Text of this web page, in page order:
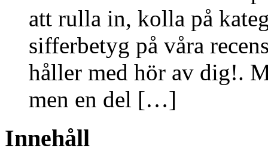
att rulla in, kolla på
sifferbetyg på våra
håller med hör av dig!.
men en del […]
Innehåll